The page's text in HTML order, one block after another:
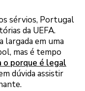
sérvios, Portugal
da UEFA.
largada em uma
mas é tempo
o porque é legal
dúvida assistir